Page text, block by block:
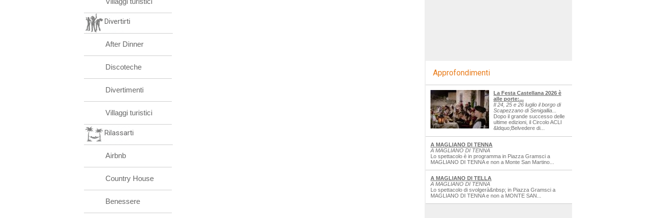
Divertirti
After Dinner
Discoteche
Divertimenti
Villaggi turistici
Rilassarti
Airbnb
Country House
Benessere
Approfondimenti
La Festa Castellana 2026 è
alle porte:...
Il 24, 25 e 26 luglio il borgo di
Scapezzano di Senigallia...
Dopo il grande successo delle
ultime edizioni, il Circolo ACLI
&ldquo;Belvedere di...
A MAGLIANO DI TENNA
A MAGLIANO DI TENNA
Lo spettacolo è in programma in Piazza Gramsci a
MAGLIANO DI TENNA e non a Monte San Martino...
A MAGLIANO DI TELLA
A MAGLIANO DI TENNA
Lo spettacolo di svolgerà&nbsp; in Piazza Gramsci a
MAGLIANO DI TENNA e non a MONTE SAN...